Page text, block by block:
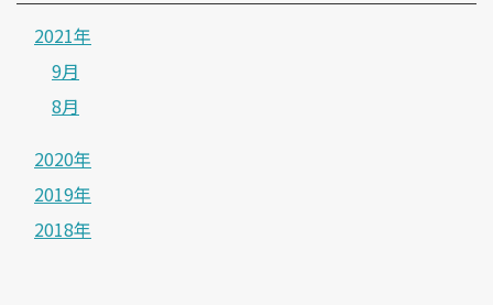
2021年
9月
8月
2020年
2019年
2018年